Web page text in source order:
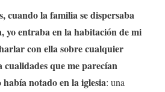
cuando la familia se dispersaba
yo entraba en la habitación de mi
con ella sobre cualquier
cualidades que me parecían
había notado en la iglesia: una